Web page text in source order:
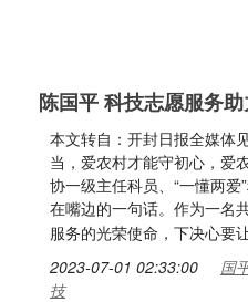
陈国平 科技志愿服务
本文转自：开封日报全媒体
当，爱农村才能守初心，爱
协一级主任科员、“一懂两
在嘴边的一句话。作为一名
服务的光荣使命，下决心要
2023-07-01 02:33:00
国
技